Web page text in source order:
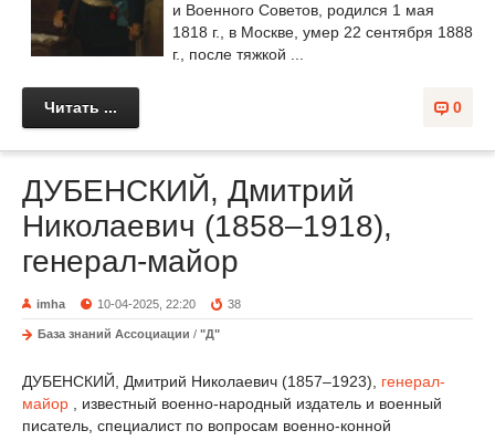
и Военного Советов, родился 1 мая
1818 г., в Москве, умер 22 сентября 1888
г., после тяжкой ...
0
Читать ...
ДУБЕНСКИЙ, Дмитрий
Николаевич (1858–1918),
генерал-майор
imha 10-04-2025, 22:20 38
База знаний Ассоциации / "Д"
ДУБЕНСКИЙ, Дмитрий Николаевич (1857–1923), генерал-
майор , известный военно-народный издатель и военный
писатель, специалист по вопросам военно-конной